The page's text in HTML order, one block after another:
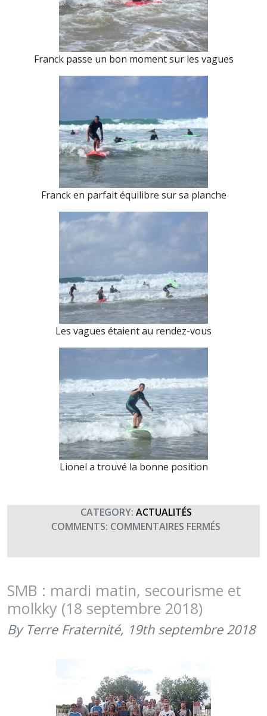
Franck passe un bon moment sur les vagues
Franck en parfait équilibre sur sa planche
Les vagues étaient au rendez-vous
Lionel a trouvé la bonne position
CATEGORY: ACTUALITÉS
COMMENTS: COMMENTAIRES FERMÉS
:
APRÈS-
MIDI,
(18
SMB : mardi matin, secourisme et
molkky (18 septembre 2018)
By Terre Fraternité, 19th septembre 2018